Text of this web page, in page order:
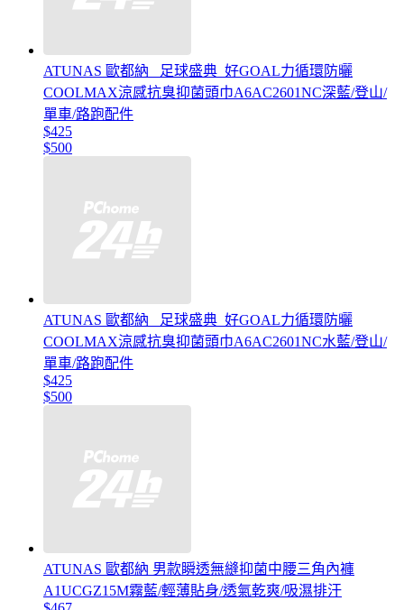
ATUNAS 歐都納 _足球盛典_好GOAL力循環防曬
COOLMAX涼感抗臭抑菌頭巾A6AC2601NC深藍/登山/
單車/路跑配件
$425
$500
ATUNAS 歐都納 _足球盛典_好GOAL力循環防曬
COOLMAX涼感抗臭抑菌頭巾A6AC2601NC水藍/登山/
單車/路跑配件
$425
$500
ATUNAS 歐都納 男款瞬透無縫抑菌中腰三角內褲
A1UCGZ15M霧藍/輕薄貼身/透氣乾爽/吸濕排汗